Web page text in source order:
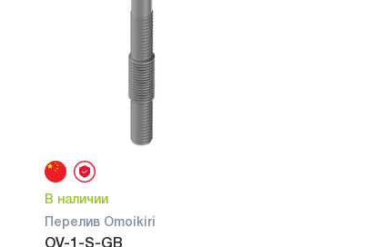
В наличии
Перелив Omoikiri
OV-1-S-GB